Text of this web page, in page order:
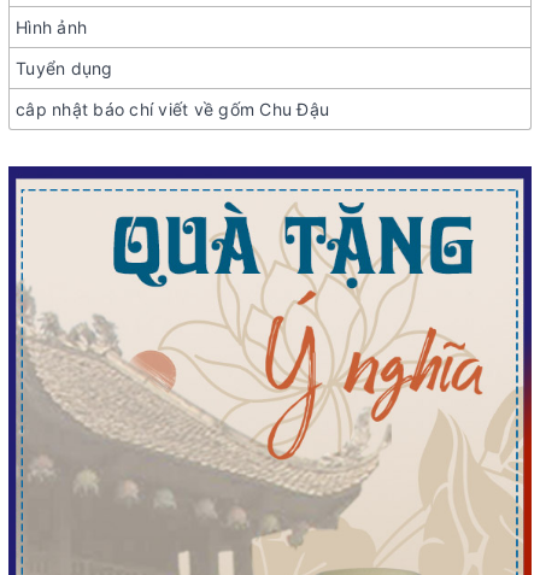
Hình ảnh
Tuyển dụng
câp nhật báo chí viết về gốm Chu Đậu